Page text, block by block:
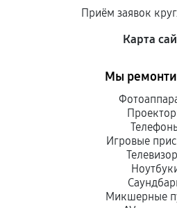
Приём заявок
Карта
Мы
Игровые
Микшерные